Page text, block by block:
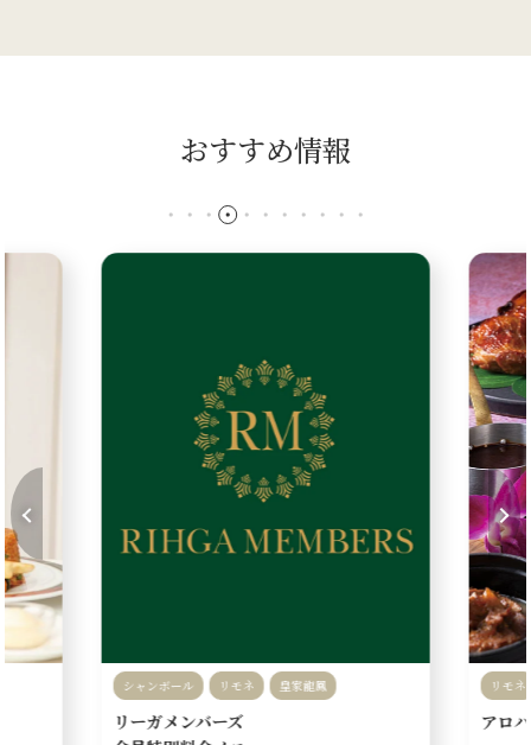
おすすめ情報
シャンボール リモネ
皇家龍鳳
鉄板焼 なにわ
なかのしま
リーガメンバーズ
リモネ
女子会
アロ